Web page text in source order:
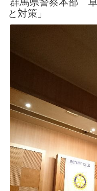
群馬県警察本部
と対策」